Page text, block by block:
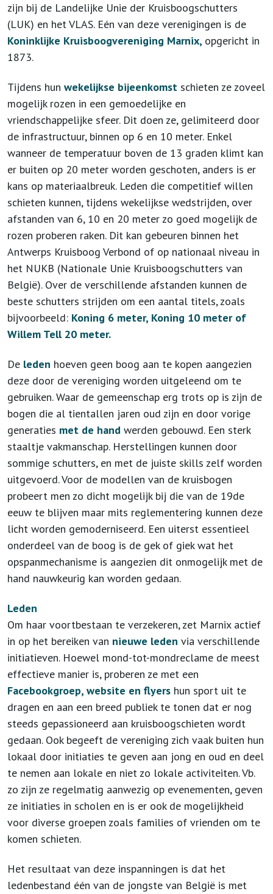
zijn bij de Landelijke Unie der Kruisboogschutters
(LUK) en het VLAS. Eén van deze verenigingen is de
Koninklijke Kruisboogvereniging Marnix, opgericht in
1873.
Tijdens hun wekelijkse bijeenkomst schieten ze zoveel
mogelijk rozen in een gemoedelijke en
vriendschappelijke sfeer. Dit doen ze, gelimiteerd door
de infrastructuur, binnen op 6 en 10 meter. Enkel
wanneer de temperatuur boven de 13 graden klimt kan
er buiten op 20 meter worden geschoten, anders is er
kans op materiaalbreuk. Leden die competitief willen
schieten kunnen, tijdens wekelijkse wedstrijden, over
afstanden van 6, 10 en 20 meter zo goed mogelijk de
rozen proberen raken. Dit kan gebeuren binnen het
Antwerps Kruisboog Verbond of op nationaal niveau in
het NUKB (Nationale Unie Kruisboogschutters van
België). Over de verschillende afstanden kunnen de
beste schutters strijden om een aantal titels, zoals
bijvoorbeeld: Koning 6 meter, Koning 10 meter of
Willem Tell 20 meter.
De leden hoeven geen boog aan te kopen aangezien
deze door de vereniging worden uitgeleend om te
gebruiken. Waar de gemeenschap erg trots op is zijn de
bogen die al tientallen jaren oud zijn en door vorige
generaties met de hand werden gebouwd. Een sterk
staaltje vakmanschap. Herstellingen kunnen door
sommige schutters, en met de juiste skills zelf worden
uitgevoerd. Voor de modellen van de kruisbogen
probeert men zo dicht mogelijk bij die van de 19de
eeuw te blijven maar mits reglementering kunnen deze
licht worden gemoderniseerd. Een uiterst essentieel
onderdeel van de boog is de gek of giek wat het
opspanmechanisme is aangezien dit onmogelijk met de
hand nauwkeurig kan worden gedaan.
Leden
Om haar voortbestaan te verzekeren, zet Marnix actief
in op het bereiken van nieuwe leden via verschillende
initiatieven. Hoewel mond-tot-mondreclame de meest
effectieve manier is, proberen ze met een
Facebookgroep, website en flyers hun sport uit te
dragen en aan een breed publiek te tonen dat er nog
steeds gepassioneerd aan kruisboogschieten wordt
gedaan. Ook begeeft de vereniging zich vaak buiten hun
lokaal door initiaties te geven aan jong en oud en deel
te nemen aan lokale en niet zo lokale activiteiten. Vb.
zo zijn ze regelmatig aanwezig op evenementen, geven
ze initiaties in scholen en is er ook de mogelijkheid
voor diverse groepen zoals families of vrienden om te
komen schieten.
Het resultaat van deze inspanningen is dat het
ledenbestand één van de jongste van België is met